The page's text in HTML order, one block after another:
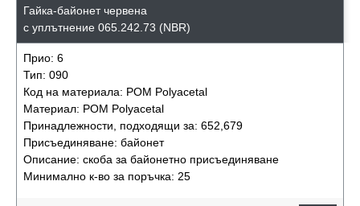
Гайка-байонет червена
с уплътнение 065.242.73 (NBR)
Прио: 6
Тип: 090
Код на материала: POM Polyacetal
Материал: POM Polyacetal
Принадлежности, подходящи за: 652,679
Присъединяване: байонет
Описание: скоба за байонетно присъединяване
Минимално к-во за поръчка: 25